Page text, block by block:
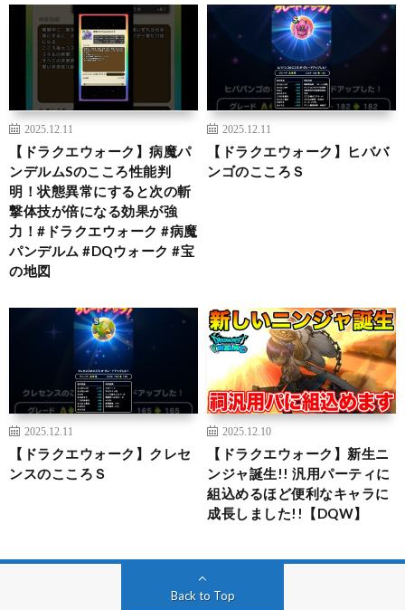
2025.12.11
【ドラクエウォーク】病魔パ
ンデルムSのこころ性能判
明！状態異常にすると次の斬
撃体技が倍になる効果が強
力！#ドラクエウォーク #病魔
パンデルム #DQウォーク #宝
の地図
2025.12.11
【ドラクエウォーク】ヒババ
ンゴのこころＳ
2025.12.11
【ドラクエウォーク】クレセ
ンスのこころＳ
2025.12.10
【ドラクエウォーク】新生ニ
ンジャ誕生!! 汎用パーティに
組込めるほど便利なキャラに
成長しました!!【DQW】
Back to Top